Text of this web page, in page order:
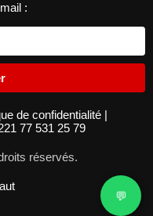
:
de confidentialité |
77 531 25 79
réservés.
💬